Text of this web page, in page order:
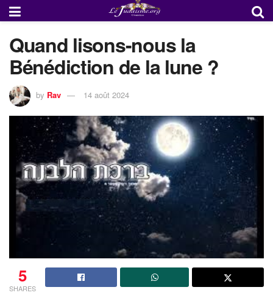
Quand lisons-nous la
Bénédiction de la lune ?
by Rav 14 août 2024
5
SHARES